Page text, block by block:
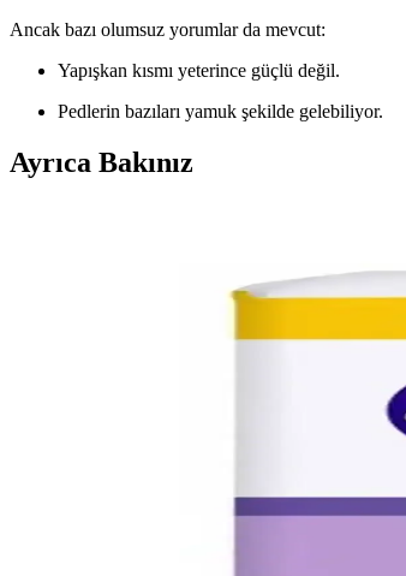
Ancak bazı olumsuz yorumlar da mevcut:
Yapışkan kısmı yeterince güçlü değil.
Pedlerin bazıları yamuk şekilde gelebiliyor.
Ayrıca Bakınız
Orkid Yaprak Günlük Ped, ince ve nefes alabilen
Orkid Extra Hassas Koruma Uzun
Orkid Extra Hassas Koruma Uzun Pedler, hassas
Molped Pure Soft Ince Günlük Ped:
Molped Pure Soft Ince Günlük Ped, doğal pamuk
Molped Aktif Günler Günlük Ped: İnce
Molped Aktif Günler Günlük Ped, ince yapısı ve